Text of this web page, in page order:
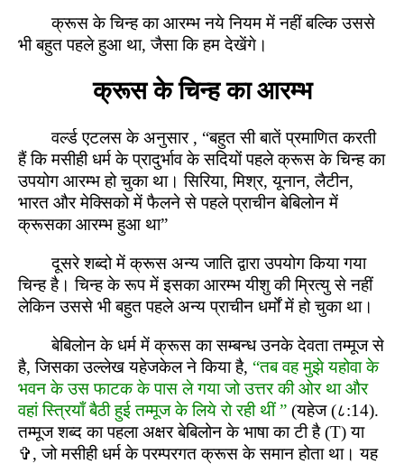
क्रूस के चिन्ह का आरम्भ नये नियम में नहीं बल्कि उससे
भी बहुत पहले हुआ था, जैसा कि हम देखेंगे।
क्रूस के चिन्ह का आरम्भ
वर्ल्ड एटलस के अनुसार , “बहुत सी बातें प्रमाणित करती
हैं कि मसीही धर्म के प्रादुर्भाव के सदियों पहले क्रूस के चिन्ह का
उपयोग आरम्भ हो चुका था। सिरिया, मिश्र, यूनान, लैटीन,
भारत और मेक्सिको में फैलने से पहले प्राचीन बेबिलोन में
क्रूसका आरम्भ हुआ था”
दूसरे शब्दो में क्रूस अन्य जाति द्वारा उपयोग किया गया
चिन्ह है। चिन्ह के रूप में इसका आरम्भ यीशु की म्रित्यु से नहीं
लेकिन उससे भी बहुत पहले अन्य प्राचीन धर्मों में हो चुका था।
बेबिलोन के धर्म में क्रूस का सम्बन्ध उनके देवता तम्मूज से
है, जिसका उल्लेख यहेजकेल ने किया है, “तब वह मुझे यहोवा के
भवन के उस फाटक के पास ले गया जो उत्तर की ओर था और
वहां स्त्रियाँ बैठी हुई तम्मूज के लिये रो रही थीं ” (यहेज (८:14).
तम्मूज शब्द का पहला अक्षर बेबिलोन के भाषा का टी है (T) या
✞, जो मसीही धर्म के परम्परगत क्रूस के समान होता था। यह